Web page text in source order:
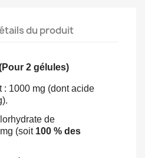
du produit
2 gélules)
: 1000 mg (dont acide
de
(soit 100 % des